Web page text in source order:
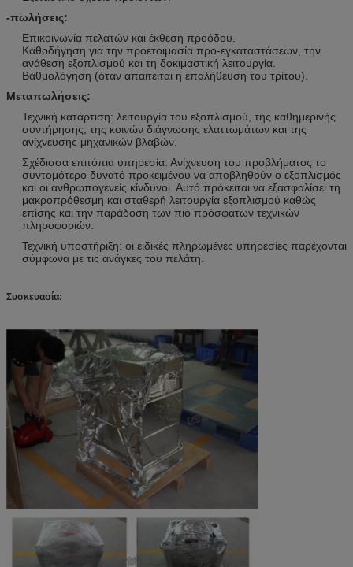
-πωλήσεις:
Επικοινωνία πελατών και έκθεση προόδου.
Καθοδήγηση για την προετοιμασία προ-εγκαταστάσεων, την
ανάθεση εξοπλισμού και τη δοκιμαστική λειτουργία.
Βαθμολόγηση (όταν απαιτείται η επαλήθευση του τρίτου).
Μεταπωλήσεις:
Τεχνική κατάρτιση: λειτουργία του εξοπλισμού, της καθημερινής
συντήρησης, της κοινών διάγνωσης ελαττωμάτων και της
ανίχνευσης μηχανικών βλαβών.
Σχέδισσα επιτόπια υπηρεσία: Ανίχνευση του προβλήματος το
συντομότερο δυνατό προκειμένου να αποβληθούν ο εξοπλισμός
και οι ανθρωπογενείς κίνδυνοι. Αυτό πρόκειται να εξασφαλίσει τη
μακροπρόθεσμη και σταθερή λειτουργία εξοπλισμού καθώς
επίσης και την παράδοση των πιό πρόσφατων τεχνικών
πληροφοριών.
Τεχνική υποστήριξη: οι ειδικές πληρωμένες υπηρεσίες παρέχονται
σύμφωνα με τις ανάγκες του πελάτη.
Συσκευασία: